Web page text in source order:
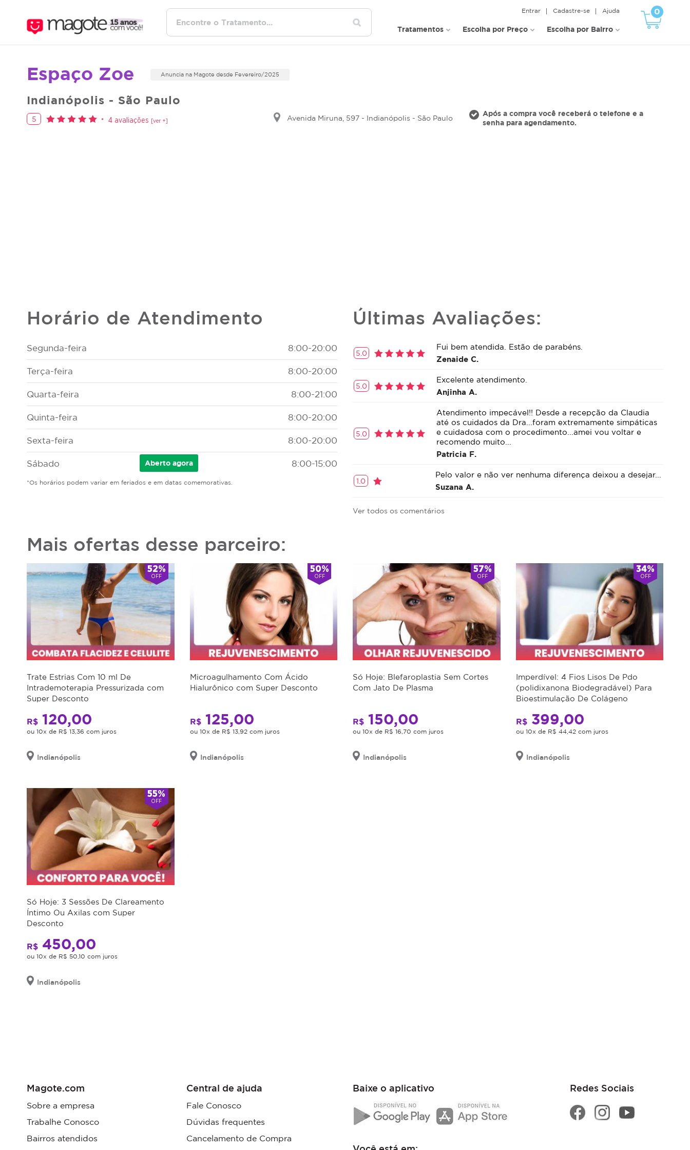
0
Entrar Cadastre-se Ajuda
Tratamentos Escolha por Preço Escolha por Bairro
Espaço Zoe Anuncia na Magote desde Fevereiro/2025
Indianópolis - São Paulo
5 4 avaliações [ver +] Avenida Miruna, 597 - Indianópolis - São Paulo
Após a compra você receberá o telefone e a
senha para agendamento.
Horário de Atendimento
Segunda-feira 8:00-20:00
Terça-feira 8:00-20:00
Quarta-feira 8:00-21:00
Quinta-feira 8:00-20:00
Sexta-feira 8:00-20:00
Sábado Aberto agora 8:00-15:00
*Os horários podem variar em feriados e em datas comemorativas.
Últimas Avaliações:
5.0
Fui bem atendida. Estão de parabéns.
Zenaide C.
5.0
Excelente atendimento.
Anjinha A.
5.0
Atendimento impecável!! Desde a recepção da Claudia
até os cuidados da Dra...foram extremamente simpáticas
e cuidadosa com o procedimento...amei vou voltar e
recomendo muito...
Patricia F.
1.0
Pelo valor e não ver nenhuma diferença deixou a desejar...
Suzana A.
Ver todos os comentários
Mais ofertas desse parceiro:
52%
OFF
Trate Estrias Com 10 ml De
Intrademoterapia Pressurizada com
Super Desconto
R$ 120,00
ou 10x de R$ 13,36 com juros
Indianópolis
50%
OFF
Microagulhamento Com Ácido
Hialurônico com Super Desconto
R$125,00
ou 10x de R$ 13,92 com juros
Indianópolis
57%
OFF
Só Hoje: Blefaroplastia Sem Cortes
Com Jato De Plasma
R$ 150,00
ou 10x de R$ 16,70 com juros
Indianópolis
34%
OFF
Imperdível: 4 Fios Lisos De Pdo
(polidixanona Biodegradável) Para
Bioestimulação De Colágeno
R$399,00
ou 10x de R$ 44,42 com juros
Indianópolis
55%
OFF
Só Hoje: 3 Sessões De Clareamento
Íntimo Ou Axilas com Super
Desconto
R$ 450,00
ou 10x de R$ 50,10 com juros
Indianópolis
Magote.com
Sobre a empresa
Trabalhe Conosco
Bairros atendidos
Central de ajuda
Fale Conosco
Dúvidas frequentes
Cancelamento de Compra
Baixe o aplicativo Redes Sociais